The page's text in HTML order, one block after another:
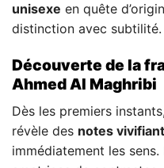
unisexe en quête
distinction avec subtilité.
Découverte de la
Ahmed Al Maghribi
Dès les premiers
révèle des notes
immédiatement les